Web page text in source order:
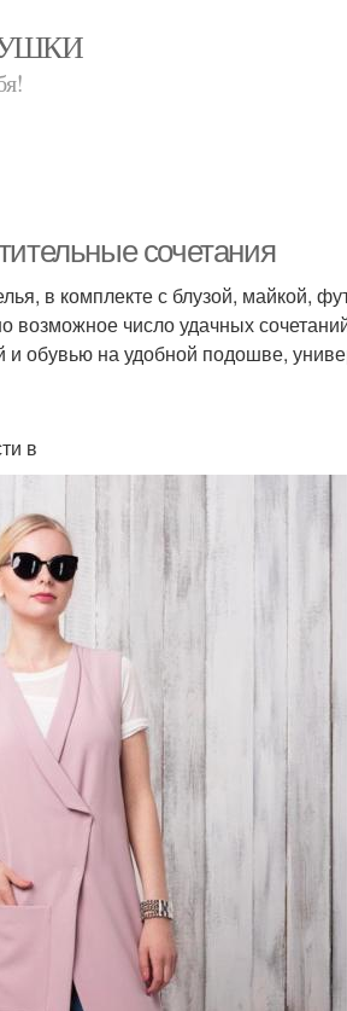
сочетания
в комплекте с блузой, майкой,
число удачных
обувью на удобной подошве,
в